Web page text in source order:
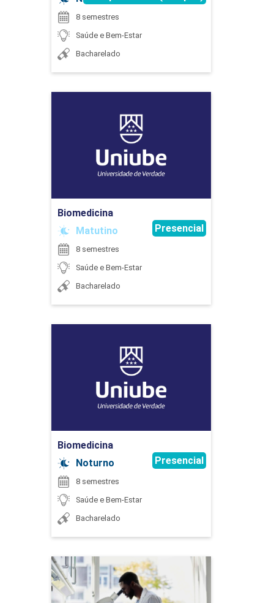
ASSISTÊNCIA EM TERAPIA
45
ATIVIDADES COMPLEMENTARES
BIOQUÍMICA
60
CIDADANIA, HETEROGENEIDADE E
DIVERSIDADE
CIÊNCIAS FISIOLÓGICAS
8 semestres
Saúde e Bem-Estar
Bacharelado
Biomedicina
Matutino
Presencial
8 semestres
Saúde e Bem-Estar
Bacharelado
Detalhes do curso
Biomedicina
Noturno
Presencial
8 semestres
Saúde e Bem-Estar
Bacharelado
Detalhes do curso
Biomedicina
Detalhes do curso